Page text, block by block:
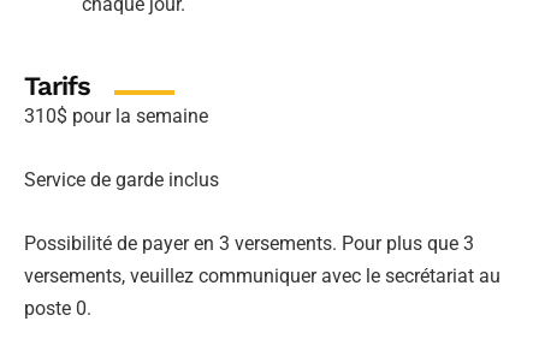
Tarifs
310$ pour la semaine
Service de garde inclus
Possibilité de payer en 3 versements. Pour plus que 3
versements, veuillez communiquer avec le secrétariat au
poste 0.